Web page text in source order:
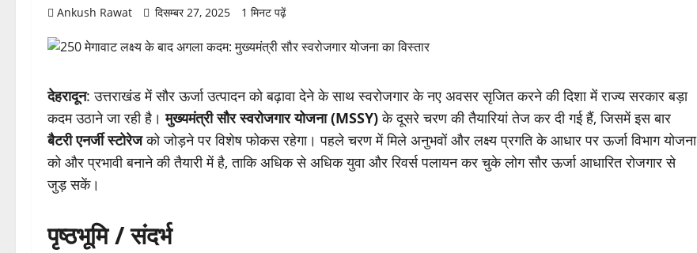
Ankush Rawat दिसम्बर 27, 2025 1 मिनट पढ़ें
देहरादून: उत्तराखंड में सौर ऊर्जा उत्पादन को बढ़ावा देने के साथ स्वरोजगार के नए अवसर सृजित करने की दिशा में राज्य सरकार बड़ा
कदम उठाने जा रही है।मुख्यमंत्री सौर स्वरोजगार योजना (MSSY)के दूसरे चरण की तैयारियां तेज कर दी गई हैं, जिसमें इस बार
बैटरी एनर्जी स्टोरेजको जोड़ने पर विशेष फोकस रहेगा। पहले चरण में मिले अनुभवों और लक्ष्य प्रगति के आधार पर ऊर्जा विभाग योजना
को और प्रभावी बनाने की तैयारी में है, ताकि अधिक से अधिक युवा और रिवर्स पलायन कर चुके लोग सौर ऊर्जा आधारित रोजगार से
जुड़ सकें।
पृष्ठभूमि / संदर्भ